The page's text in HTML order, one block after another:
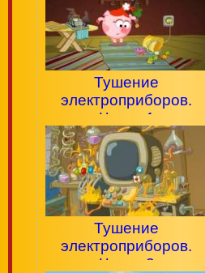
Тушение
электроприборов.
Часть 1
Тушение
электроприборов.
Часть 2